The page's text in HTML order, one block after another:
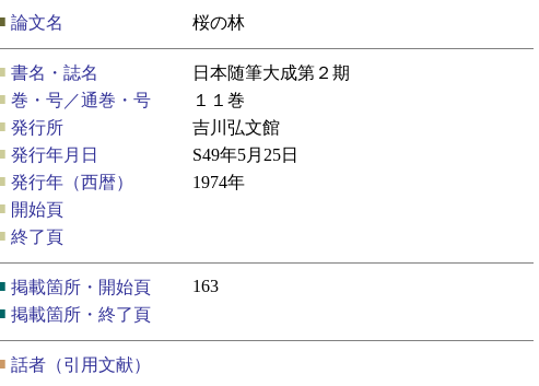
論文名 桜の林
書名・誌名
日本随筆大成第２期
巻・号／通巻・号
１１巻
発行所
吉川弘文館
発行年月日
S49年5月25日
発行年（西暦）
1974年
開始頁
終了頁
掲載箇所・開始頁
163
掲載箇所・終了頁
話者（引用文献）